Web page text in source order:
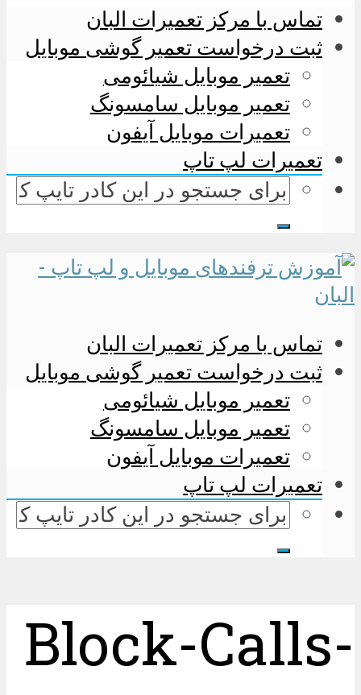
تماس با مرکز تعمیرات البان
ثبت درخواست تعمیر گوشی موبایل
تعمیر موبایل شیائومی
تعمیر موبایل سامسونگ
تعمیرات موبایل آیفون
تعمیرات لپ تاپ
تماس با مرکز تعمیرات البان
ثبت درخواست تعمیر گوشی موبایل
تعمیر موبایل شیائومی
تعمیر موبایل سامسونگ
تعمیرات موبایل آیفون
تعمیرات لپ تاپ
Block-Calls-